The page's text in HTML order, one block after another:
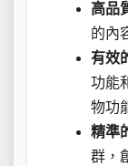
高品
的內
有效
功能
物功
精準
群，